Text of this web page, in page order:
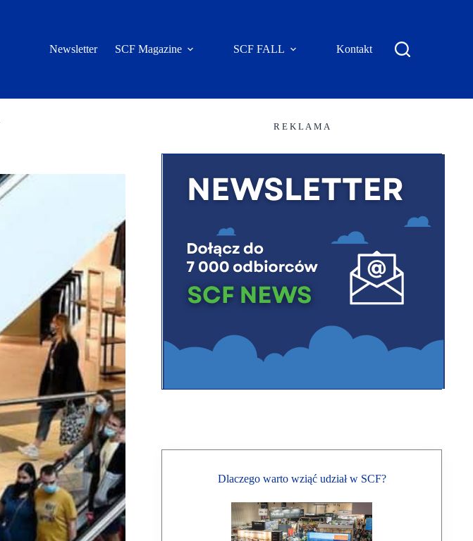
Newsletter SCF Magazine SCF FALL Kontakt
R E K L A M A
Dlaczego warto wziąć udział w SCF?